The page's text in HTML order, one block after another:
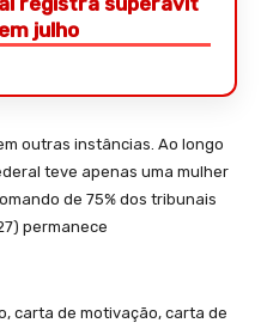
julho
outras instâncias. Ao longo
teve apenas uma mulher
de 75% dos tribunais
permanece
carta de motivação, carta de